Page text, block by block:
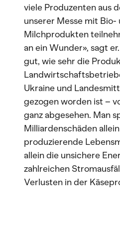
viele Produzenten aus
unserer Messe mit Bio-
Milchprodukten
an ein Wunder», sagt
gut, wie sehr die
Ukraine und
gezogen worden ist –
ganz abgesehen. Man
Milliardenschäden
produzierende
allein die unsichere
zahlreichen
Verlusten in der